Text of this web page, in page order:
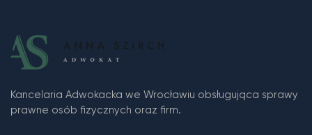
Kancelaria Adwokacka we Wrocławiu obsługująca sprawy
prawne osób fizycznych oraz firm.